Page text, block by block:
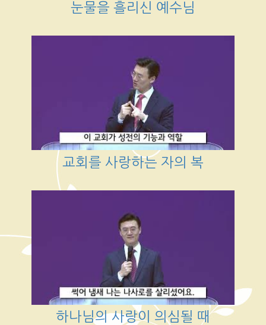
눈물을 흘리신 예수님
교회를 사랑하는 자의 복
하나님의 사랑이 의심될 때